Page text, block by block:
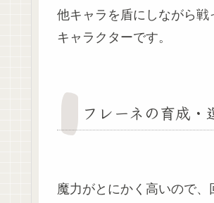
他キャラを盾にしながら
キャラクターです。
フレーネの育成・
魔力がとにかく高いので、